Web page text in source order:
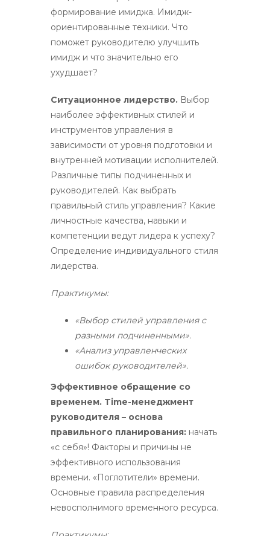
формирование имиджа. Имидж-
ориентированные техники. Что
поможет руководителю улучшить
имидж и что значительно его
ухудшает?
Ситуационное лидерство. Выбор
наиболее эффективных стилей и
инструментов управления в
зависимости от уровня подготовки и
внутренней мотивации исполнителей.
Различные типы подчиненных и
руководителей. Как выбрать
правильный стиль управления? Какие
личностные качества, навыки и
компетенции ведут лидера к успеху?
Определение индивидуального стиля
лидерства.
Практикумы:
«Выбор стилей управления с
разными подчиненными».
«Анализ управленческих
ошибок руководителей».
Эффективное обращение со
временем. Time-менеджмент
руководителя – основа
правильного планирования: начать
«с себя»! Факторы и причины не
эффективного использования
времени. «Поглотители» времени.
Основные правила распределения
невосполнимого временного ресурса.